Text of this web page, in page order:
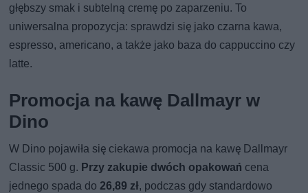
głębszy smak i subtelną cremę po zaparzeniu. To
uniwersalna propozycja: sprawdzi się jako czarna kawa,
espresso, americano, a także jako baza do cappuccino czy
latte.
Promocja na kawę Dallmayr w
Dino
W Dino pojawiła się ciekawa promocja na kawę Dallmayr
Classic 500 g. Przy zakupie dwóch opakowań cena
jednego spada do26,89 zł, podczas gdy standardowo